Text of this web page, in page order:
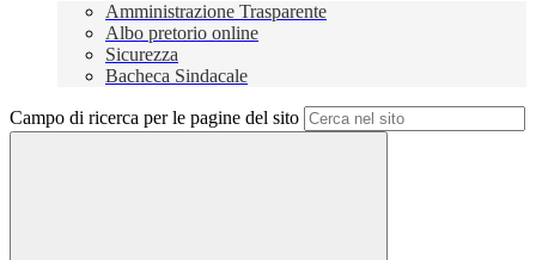
Amministrazione Trasparente
Albo pretorio online
Sicurezza
Bacheca Sindacale
Campo di ricerca per le pagine del sito